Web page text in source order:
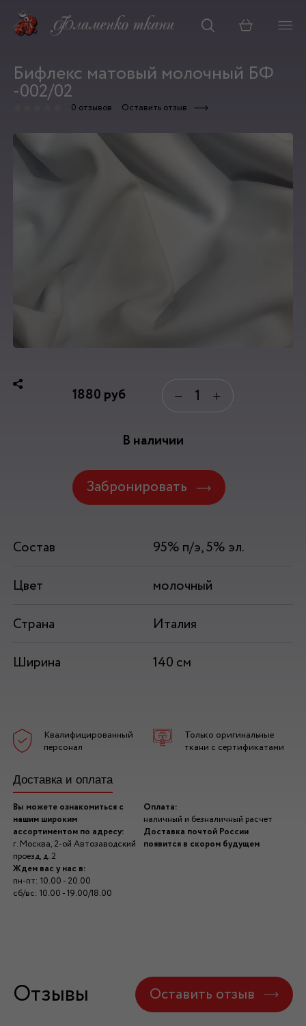
Корзина
Бифлекс матовый молочный БФ
-002/02
0 отзывов Оставить отзыв
1880 руб − +
В наличии
Забронировать
Состав
95% п/э, 5% эл.
Цвет
молочный
Страна
Италия
Ширина
140 см
Квалифицированный
персонал
Только оригинальные
ткани с сертификатами
Доставка и оплата
Вы можете ознакомиться с
нашим широким
ассортиментом по адресу:
г. Москва, 2-ой Автозаводский
проезд, д. 2
Ждем вас у нас в:
пн-пт: 10.00 - 20.00
сб/вс: 10.00 - 19.00/18.00
Оплата:
наличный и безналичный расчет
Доставка почтой России
появится в скором будущем
Отзывы Оставить отзыв